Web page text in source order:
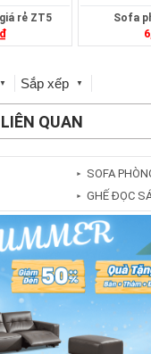
rẻ ZT5
₫
Sofa
▼ Sắp xếp ▼
QUAN
► SOFA
► GHẾ ĐỌC